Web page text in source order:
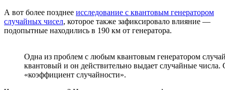
А вот более позднее исследование с квантовым генератором
случайных чисел, которое также зафиксировало влияние —
подопытные находились в 190 км от генератора.
Одна из проблем с любым квантовым генератором
квантовый и он действительно выдает случайные
«коэффициент случайности».